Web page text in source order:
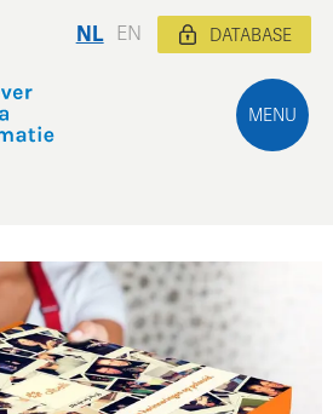
MENU
NL EN DATABASE